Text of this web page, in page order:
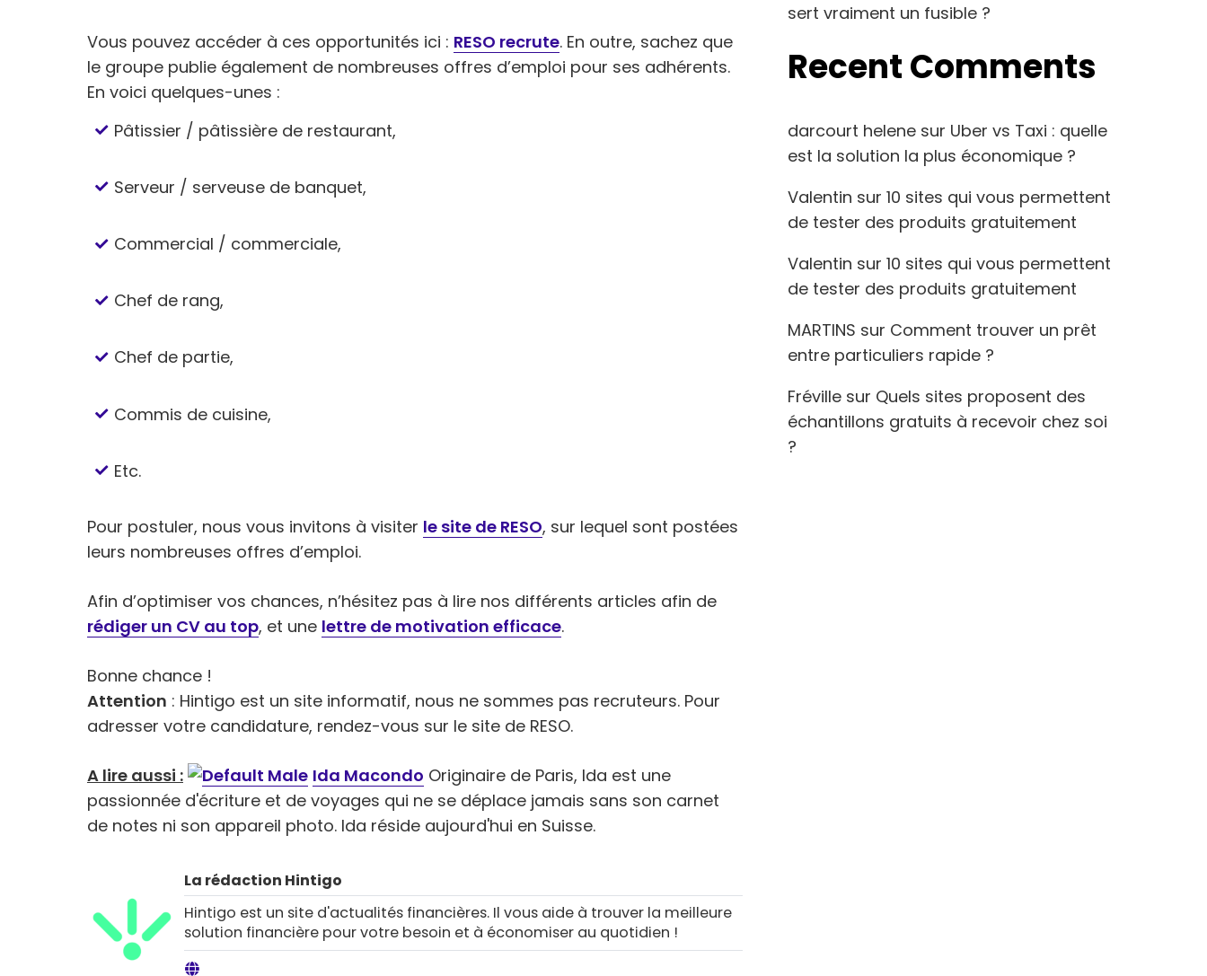
Vous pouvez accéder à ces opportunités ici : RESO recrute. En outre, sachez que
le groupe publie également de nombreuses offres d’emploi pour ses adhérents.
En voici quelques-unes :
Pâtissier / pâtissière de restaurant,
Serveur / serveuse de banquet,
Commercial / commerciale,
Chef de rang,
Chef de partie,
Commis de cuisine,
Etc.
Pour postuler, nous vous invitons à visiter le site de RESO, sur lequel sont postées
leurs nombreuses offres d’emploi.
Afin d’optimiser vos chances, n’hésitez pas à lire nos différents articles afin de
rédiger un CV au top, et une lettre de motivation efficace.
Bonne chance !
Attention : Hintigo est un site informatif, nous ne sommes pas recruteurs. Pour
adresser votre candidature, rendez-vous sur le site de RESO.
A lire aussi : Ida Macondo Originaire de Paris, Ida est une
passionnée d'écriture et de voyages qui ne se déplace jamais sans son carnet
de notes ni son appareil photo. Ida réside aujourd'hui en Suisse.
La rédaction Hintigo
Hintigo est un site d'actualités financières. Il vous aide à trouver la meilleure
solution financière pour votre besoin et à économiser au quotidien !
sert vraiment un fusible ?
Recent Comments
darcourt helene sur Uber vs Taxi : quelle
est la solution la plus économique ?
Valentin sur 10 sites qui vous permettent
de tester des produits gratuitement
Valentin sur 10 sites qui vous permettent
de tester des produits gratuitement
MARTINS sur Comment trouver un prêt
entre particuliers rapide ?
Fréville sur Quels sites proposent des
échantillons gratuits à recevoir chez soi
?